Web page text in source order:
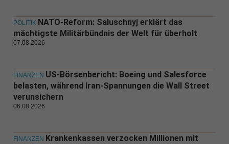
POLITIK NATO-Reform: Saluschnyj erklärt das
mächtigste Militärbündnis der Welt für überholt
07.08.2026
FINANZEN US-Börsenbericht: Boeing und Salesforce
belasten, während Iran-Spannungen die Wall Street
verunsichern
06.08.2026
FINANZEN Krankenkassen verzocken Millionen mit